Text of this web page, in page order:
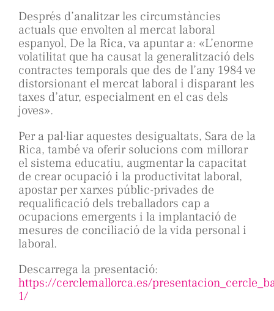
Després d’analitzar les circumstàncies
actuals que envolten al mercat laboral
espanyol, De la Rica, va apuntar a: «L’enorme
volatilitat que ha causat la generalització dels
contractes temporals que des de l’any 1984 ve
distorsionant el mercat laboral i disparant les
taxes d’atur, especialment en el cas dels
joves».
Per a pal·liar aquestes desigualtats, Sara de la
Rica, també va oferir solucions com millorar
el sistema educatiu, augmentar la capacitat
de crear ocupació i la productivitat laboral,
apostar per xarxes públic-privades de
requalificació dels treballadors cap a
ocupacions emergents i la implantació de
mesures de conciliació de la vida personal i
laboral.
Descarrega la presentació:
https://cerclemallorca.es/
1/